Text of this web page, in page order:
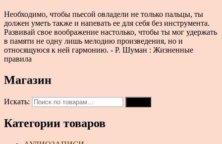
Необходимо, чтобы пьесой овладели не только пальцы, ты
должен уметь также и напевать ее для себя без инструмента.
Развивай свое воображение настолько, чтобы ты мог удержать
в памяти не одну лишь мелодию произведения, но и
относящуюся к ней гармонию. - Р. Шуман : Жизненные
правила
Магазин
Искать:
Категории товаров